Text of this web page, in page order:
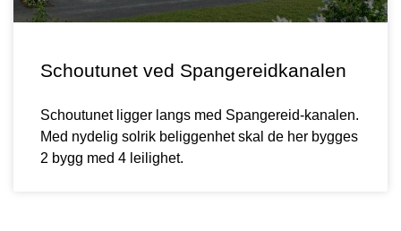
Schoutunet ved Spangereidkanalen
Schoutunet ligger langs med Spangereid-kanalen.
Med nydelig solrik beliggenhet skal de her bygges
2 bygg med 4 leilighet.